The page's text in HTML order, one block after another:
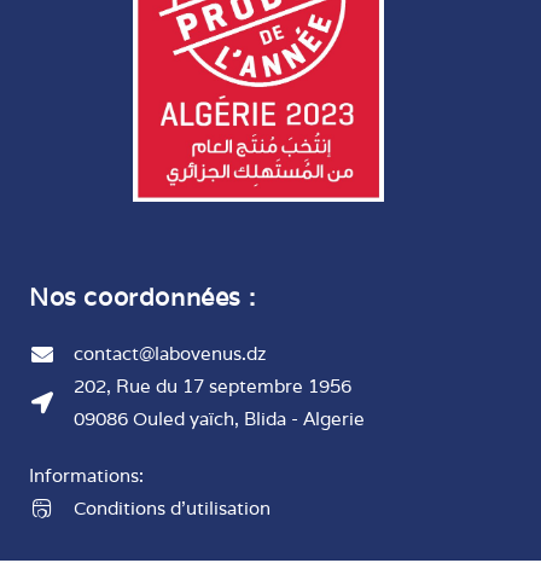
Nos coordonnées :
contact@labovenus.dz
202, Rue du 17 septembre 1956
09086 Ouled yaïch, Blida - Algerie
Informations:
Conditions d'utilisation